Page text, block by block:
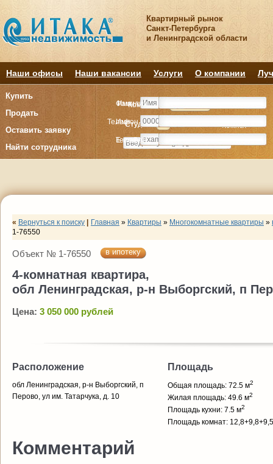
Квартирный рынок
Санкт-Петербурга
и Ленинградской области
Наши офисы Наши вакансии Услуги О компании
Купить
Продать
Оставить заявку
Найти сотрудника
Комнату
Студия Комнат
Комнату
Студия Комнат
Имя
Телефон
E-mail
Фамилия
Имя
Телефон
« Вернуться к поиску Главная » Квартиры » Многокомнатные квартиры »
1-76550
Объект № 1-76550 в ипотеку
4-комнатная квартира,
обл Ленинградская, р-н Выборгский, п
Цена: 3 050 000 рублей
Расположение
обл Ленинградская, р-н Выборгский, п
Перово, ул им. Татарчука, д. 10
Площадь
Общая площадь: 72.5 м2
Жилая площадь: 49.6 м2
Площадь кухни: 7.5 м2
Площадь комнат:
Комментарий